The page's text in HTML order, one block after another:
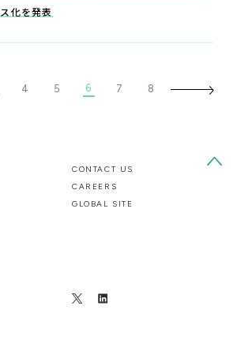
化を発表
4 5 6 7 8
CONTACT US
CAREERS
GLOBAL SITE